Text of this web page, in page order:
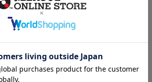
づく表記